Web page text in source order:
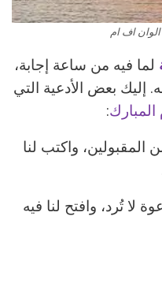
اف ام
لما فيه من ساعة إجابة،
إليك بعض الأدعية التي
المبارك:
المقبولين، واكتب لنا
لا تُرد، وافتح لنا فيه